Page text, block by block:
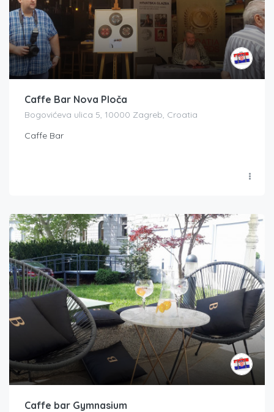
Caffe Bar Nova Ploča
Bogovićeva ulica 5, 10000 Zagreb, Croatia
Caffe Bar
Caffe bar Gymnasium